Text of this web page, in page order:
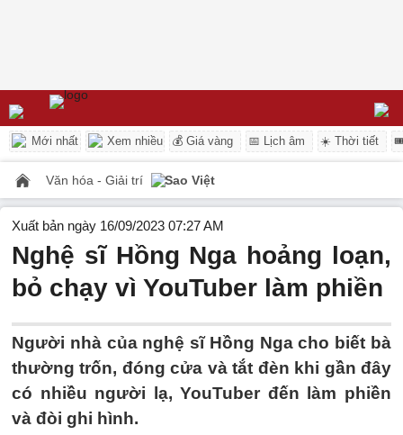
Mới nhất Xem nhiều 💰 Giá vàng 📅 Lịch âm ☀️ Thời tiết
Văn hóa - Giải trí Sao Việt
Xuất bản ngày 16/09/2023 07:27 AM
Nghệ sĩ Hồng Nga hoảng loạn,
bỏ chạy vì YouTuber làm phiền
Người nhà của nghệ sĩ Hồng Nga cho biết bà
thường trốn, đóng cửa và tắt đèn khi gần đây
có nhiều người lạ, YouTuber đến làm phiền
và đòi ghi hình.